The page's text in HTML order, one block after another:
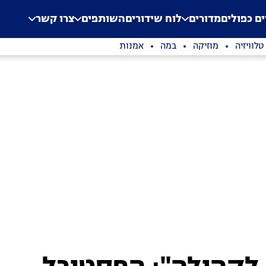
Application error: a
. כפוליםמדורים לוח שידוריםהשותפים צרו קשר
טלוויזיה מוזיקה במה אמנות